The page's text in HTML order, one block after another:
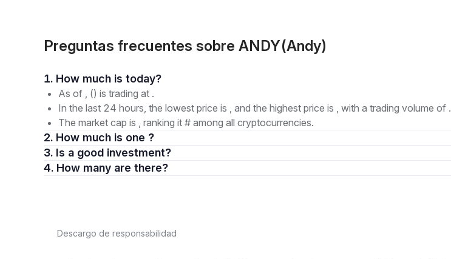
Preguntas frecuentes sobre ANDY(Andy)
1. How much is today?
As of , () is trading at .
In the last 24 hours, the lowest price is , and the highest price is , with a trading volume of .
The market cap is , ranking it # among all cryptocurrencies.
2. How much is one ?
3. Is a good investment?
4. How many are there?
Descargo de responsabilidad